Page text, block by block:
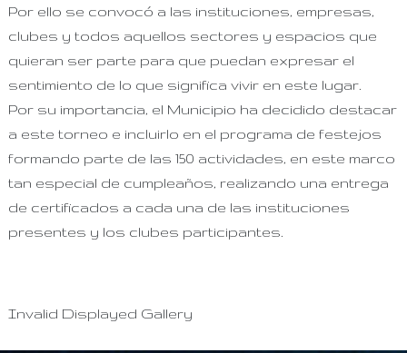
Por ello se convocó a las instituciones, empresas,
clubes y todos aquellos sectores y espacios que
quieran ser parte para que puedan expresar el
sentimiento de lo que significa vivir en este lugar.
Por su importancia, el Municipio ha decidido destacar
a este torneo e incluirlo en el programa de festejos
formando parte de las 150 actividades, en este marco
tan especial de cumpleaños, realizando una entrega
de certificados a cada una de las instituciones
presentes y los clubes participantes.
Invalid Displayed Gallery